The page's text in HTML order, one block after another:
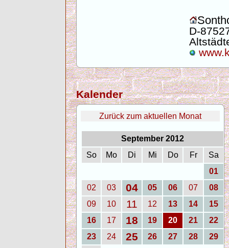
D-
Kalender
Zurück zum aktuellen Monat
September 2012
So
Mo Di Mi Do Fr
Sa
01
02
03 04 05 06 07
08
09
10 11 12 13 14
15
16
17 18 19 20 21
22
23
24 25 26 27 28
29